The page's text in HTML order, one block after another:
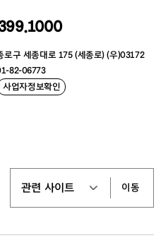
구 세종대로 175 (세종로) (우)03172
82-06773
사업자정보확인
이동